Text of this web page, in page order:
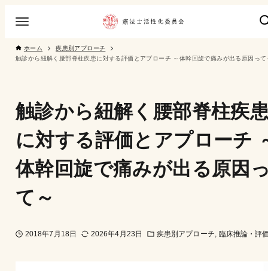
ホーム
疾患別アプローチ
触診から紐解く腰部脊柱疾患に対する評価とアプローチ ～体幹回旋で痛みが出る原因って
触診から紐解く腰部脊柱疾
に対する評価とアプローチ
体幹回旋で痛みが出る原因
て～
2018年7月18日 2026年4月23日 疾患別アプローチ 臨床推論・評